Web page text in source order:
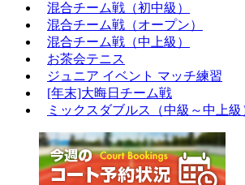
混合チーム戦（初中級）
混合チーム戦（オープン）
混合チーム戦（中上級）
お茶会テニス
ジュニア イベント マッチ練習
[年末]大晦日チーム戦
ミックスダブルス（中級～中上級